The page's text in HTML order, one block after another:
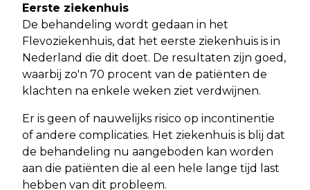
Eerste ziekenhuis
De behandeling wordt gedaan in het
Flevoziekenhuis, dat het eerste ziekenhuis is in
Nederland die dit doet. De resultaten zijn goed,
waarbij zo'n 70 procent van de patiënten de
klachten na enkele weken ziet verdwijnen.
Er is geen of nauwelijks risico op incontinentie
of andere complicaties. Het ziekenhuis is blij dat
de behandeling nu aangeboden kan worden
aan die patiënten die al een hele lange tijd last
hebben van dit probleem.